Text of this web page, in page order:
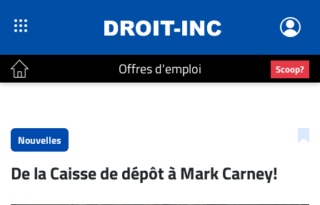
Offres d'emploi Scoop?
Accueil
Continu
Nouvelles
De la Caisse de dépôt à Mark Carney!